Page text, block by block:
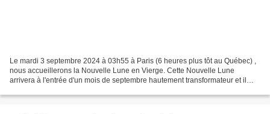
Le mardi 3 septembre 2024 à 03h55 à Paris (6 heures plus tôt au Québec) ,
nous accueillerons la Nouvelle Lune en Vierge. Cette Nouvelle Lune
arrivera à l'entrée d'un mois de septembre hautement transformateur et il